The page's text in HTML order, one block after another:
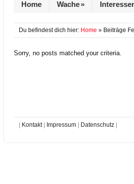
Home Wache»
Du befindest dich hier: Home » Beiträge
Sorry, no posts matched your criteria.
Kontakt| Impressum| Datenschutz|